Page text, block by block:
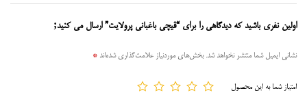
اولین نفری باشید که دیدگاهی را برای “قیچی باغبانی پرولایت” ارسال می کنید;
نشانی ایمیل شما منتشر نخواهد شد. بخش‌های موردنیاز علامت‌گذاری شده‌اند *
امتیاز شما به این محصول